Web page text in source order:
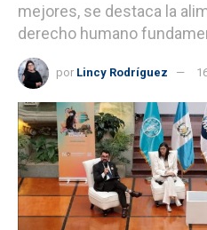
mejores, se destaca la
derecho humano
por Lincy Rodríguez